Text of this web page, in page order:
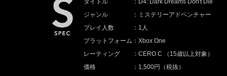
タイトル
：D4: Dark Dreams Don't Die
ジャンル
：ミステリーアドベンチャー
プレイ人数
：1人
プラットフォーム ：Xbox One
レーティング
：CERO C （15歳以上対象）
価格
：1,500円（税抜）